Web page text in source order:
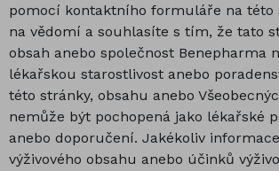
pomocí kontaktního formuláře na této
na vědomí a souhlasíte s tím, že tato
obsah anebo společnost Benepharma
lékařskou starostlivost anebo
této stránky, obsahu anebo
nemůže být pochopená jako lékařské
anebo doporučení. Jakékoliv
výživového obsahu anebo účinků